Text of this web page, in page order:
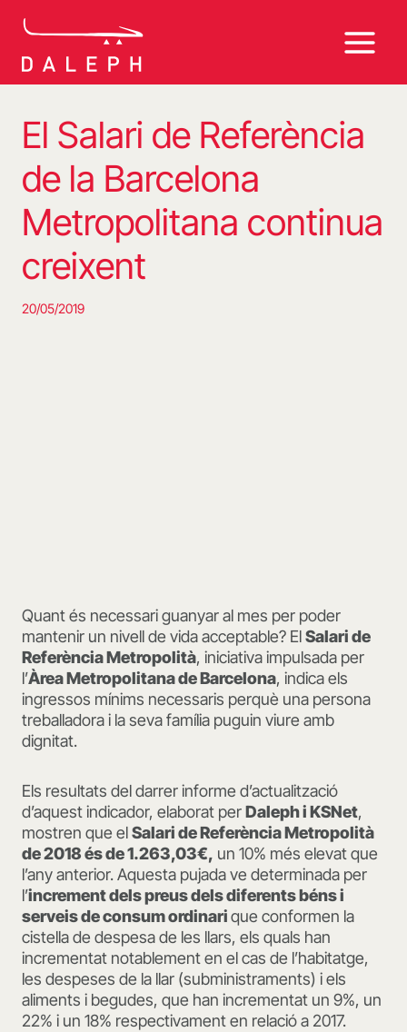
El Salari de Referència
de la Barcelona
Metropolitana continua
creixent
20/05/2019
Quant és necessari guanyar al mes per poder
mantenir un nivell de vida acceptable? ElSalari de
Referència Metropolità, iniciativa impulsada per
l’Àrea Metropolitana de Barcelona, indica els
ingressos mínims necessaris perquè una persona
treballadora i la seva família puguin viure amb
dignitat.
Els resultats del darrer informe d’actualització
d’aquest indicador, elaborat perDaleph i KSNet,
mostren que elSalari de Referència Metropolità
de 2018 és de 1.263,03€, un 10% més elevat que
l’any anterior. Aquesta pujada ve determinada per
l’increment dels preus dels diferents béns i
serveis de consum ordinarique conformen la
cistella de despesa de les llars, els quals han
incrementat notablement en el cas de l’habitatge,
les despeses de la llar (subministraments) i els
aliments i begudes, que han incrementat un 9%, un
22% i un 18% respectivament en relació a 2017.